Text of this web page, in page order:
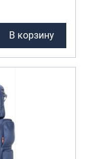
В корзину